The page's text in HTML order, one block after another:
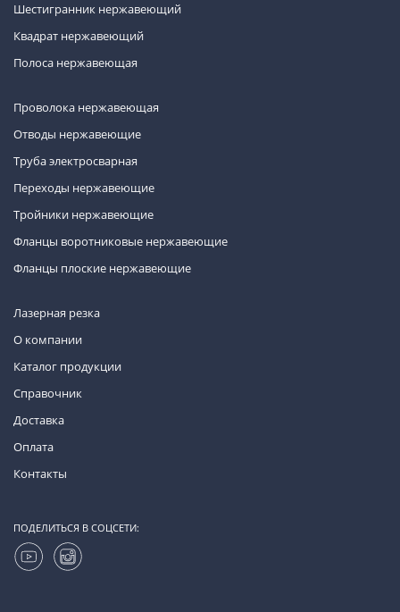
Шестигранник нержавеющий
Квадрат нержавеющий
Полоса нержавеющая
Проволока нержавеющая
Отводы нержавеющие
Труба электросварная
Переходы нержавеющие
Тройники нержавеющие
Фланцы воротниковые нержавеющие
Фланцы плоские нержавеющие
Лазерная резка
О компании
Каталог продукции
Справочник
Доставка
Оплата
Контакты
ПОДЕЛИТЬСЯ В СОЦСЕТИ: